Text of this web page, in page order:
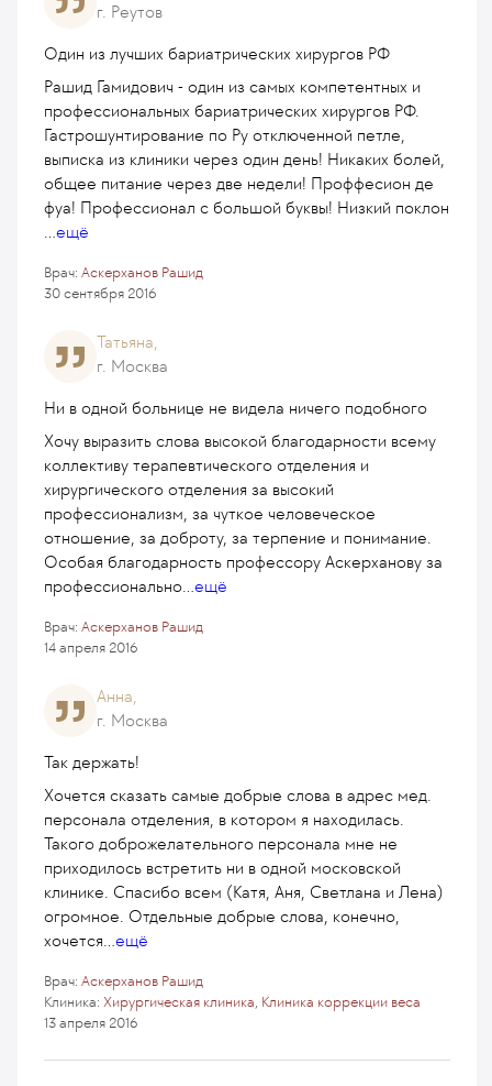
г. Реутов
Один из лучших бариатрических хирургов РФ
Рашид Гамидович - один из самых компетентных и
профессиональных бариатрических хирургов РФ.
Гастрошунтирование по Ру отключенной петле,
выписка из клиники через один день! Никаких болей,
общее питание через две недели! Проффесион де
фуа! Профессионал с большой буквы! Низкий поклон
...ещё
Врач: Аскерханов Рашид
30 сентября 2016
Татьяна,
г. Москва
Ни в одной больнице не видела ничего подобного
Хочу выразить слова высокой благодарности всему
коллективу терапевтического отделения и
хирургического отделения за высокий
профессионализм, за чуткое человеческое
отношение, за доброту, за терпение и понимание.
Особая благодарность профессору Аскерханову за
профессионально...ещё
Врач: Аскерханов Рашид
14 апреля 2016
Анна,
г. Москва
Так держать!
Хочется сказать самые добрые слова в адрес мед.
персонала отделения, в котором я находилась.
Такого доброжелательного персонала мне не
приходилось встретить ни в одной московской
клинике. Спасибо всем (Катя, Аня, Светлана и Лена)
огромное. Отдельные добрые слова, конечно,
хочется...ещё
Клиника: Хирургическая клиника, Клиника коррекции веса
Врач: Аскерханов Рашид
13 апреля 2016